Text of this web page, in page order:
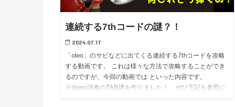
連続する7thコードの謎？！
2024.07.17
「oleo」のサビなどに出てくる連続する7thコードを攻略
する動画です。 これは様々な方法で攻略することができ
るのですが、今回の動画では といった内容です。
※demo演奏のTAB譜を作りました！ ぜひ下記を参照に